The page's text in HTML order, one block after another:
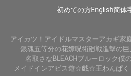
初めての方English简体
アイカツ！ アイドルマスターアカギ家
銀魂五等分の花嫁呪術廻戦進撃の巨
名取さなBLEACHブルーロック僕
メイドインアビス遊☆戯☆王わんぱ